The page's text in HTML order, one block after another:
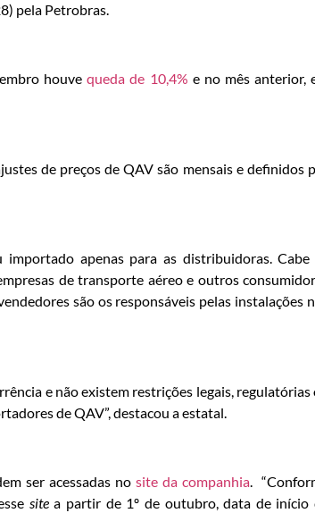
pela Petrobras.
houvequeda de 10,4% e no mês anterior,
de preços de QAV são mensais e definidos
apenas para as distribuidoras. Cabe
de transporte aéreo e outros
são os responsáveis pelas instalações
e não existem restrições legais, regulatórias
de QAV”, destacou a estatal.
ser acessadas no site da companhia.
sitea partir de 1º de outubro, data de início